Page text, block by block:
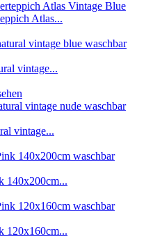
Atlas...
vintage...
vintage...
140x200cm...
120x160cm...